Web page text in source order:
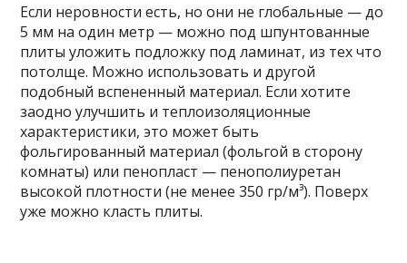
Если неровности есть, но они не глобальные — до
5 мм на один метр — можно под шпунтованные
плиты уложить подложку под ламинат, из тех что
потолще. Можно использовать и другой
подобный вспененный материал. Если хотите
заодно улучшить и теплоизоляционные
характеристики, это может быть
фольгированный материал (фольгой в сторону
комнаты) или пенопласт — пенополиуретан
высокой плотности (не менее 350 гр/м³). Поверх
уже можно класть плиты.